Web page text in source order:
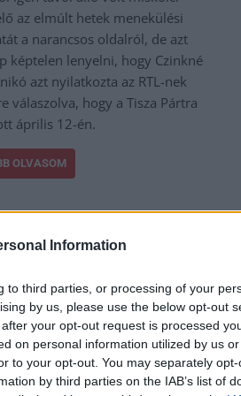
Information
to third parties, or processing of your
by us, please use the below opt-out
your opt-out request is processed
on personal information utilized by us
to your opt-out. You may separately
by third parties on the IAB’s list of
az elmúlt hetek menekülési
a narancsos oldalról, de azt
képtelen lenyelni, hogy Czinkné
azt nyilatkozta az RTL-nek
válaszolva, hogy a Tisza Pártra
április 12-én.
OLVASOM
utcai botrány